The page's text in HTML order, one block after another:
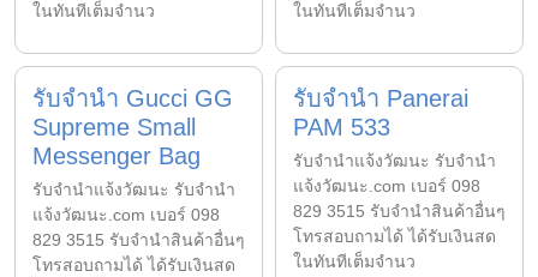
ในทันทีเต็มจำนว
ในทันทีเต็มจำนว
รับจำนำ Gucci GG
Supreme Small
Messenger Bag
รับจํานําแจ้งวัฒนะ รับจํานํา
แจ้งวัฒนะ.com เบอร์ 098
829 3515 รับจำนำสินค้าอื่นๆ
โทรสอบถามได้ ได้รับเงินสด
รับจำนำ Panerai
PAM 533
รับจํานําแจ้งวัฒนะ รับจํานํา
แจ้งวัฒนะ.com เบอร์ 098
829 3515 รับจำนำสินค้าอื่นๆ
โทรสอบถามได้ ได้รับเงินสด
ในทันทีเต็มจำนว